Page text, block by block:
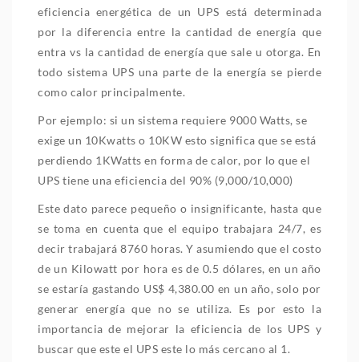
eficiencia energética de un UPS está determinada
por la diferencia entre la cantidad de energía que
entra vs la cantidad de energía que sale u otorga. En
todo sistema UPS una parte de la energía se pierde
como calor principalmente.
Por ejemplo: si un sistema requiere 9000 Watts, se
exige un 10Kwatts o 10KW esto significa que se está
perdiendo 1KWatts en forma de calor, por lo que el
UPS tiene una eficiencia del 90% (9,000/10,000)
Este dato parece pequeño o insignificante, hasta que
se toma en cuenta que el equipo trabajara 24/7, es
decir trabajará 8760 horas. Y asumiendo que el costo
de un Kilowatt por hora es de 0.5 dólares, en un año
se estaría gastando US$ 4,380.00 en un año, solo por
generar energía que no se utiliza. Es por esto la
importancia de mejorar la eficiencia de los UPS y
buscar que este el UPS este lo más cercano al 1.